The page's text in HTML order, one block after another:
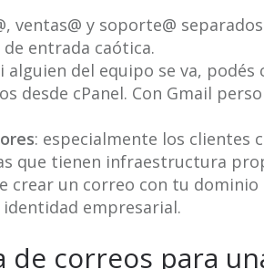
ventas@ y soporte@
entrada caótica.
alguien del equipo se va, podés
desde cPanel. Con Gmail
: especialmente los clientes
que tienen infraestructura
crear un correo con tu
empresarial.
correos para